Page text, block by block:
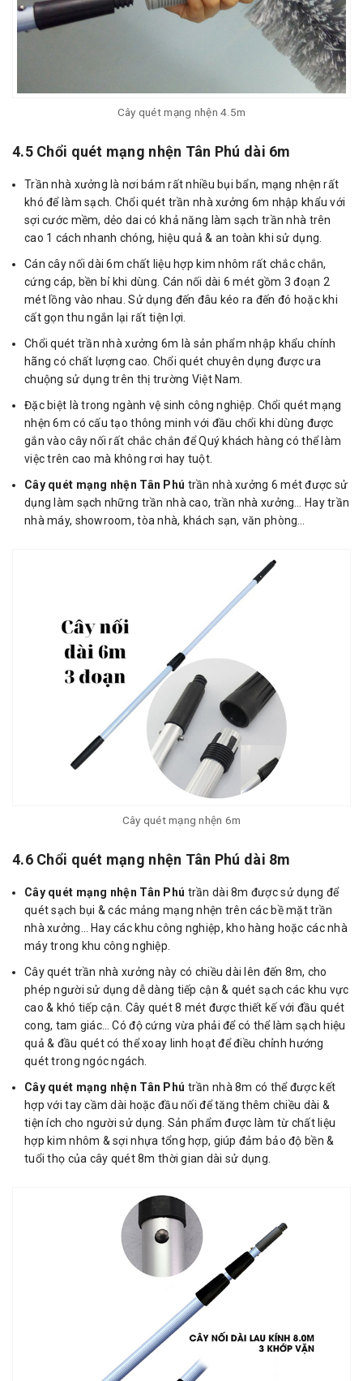
Cây quét mạng nhện 4.5m
4.5 Chổi quét mạng nhện Tân Phú dài 6m
Trần nhà xưởng là nơi bám rất nhiều bụi bẩn, mạng nhện rất
khó để làm sạch. Chổi quét trần nhà xưởng 6m nhập khẩu với
sợi cước mềm, dẻo dai có khả năng làm sạch trần nhà trên
cao 1 cách nhanh chóng, hiệu quả & an toàn khi sử dụng.
Cán cây nối dài 6m chất liệu hợp kim nhôm rất chắc chắn,
cứng cáp, bền bỉ khi dùng. Cán nối dài 6 mét gồm 3 đoạn 2
mét lồng vào nhau. Sử dụng đến đâu kéo ra đến đó hoặc khi
cất gọn thu ngắn lại rất tiện lợi.
Chổi quét trần nhà xưởng 6m là sản phẩm nhập khẩu chính
hãng có chất lượng cao. Chổi quét chuyên dụng được ưa
chuộng sử dụng trên thị trường Việt Nam.
Đặc biệt là trong ngành vệ sinh công nghiệp. Chổi quét mạng
nhện 6m có cấu tạo thông minh với đầu chổi khi dùng được
gắn vào cây nối rất chắc chắn để Quý khách hàng có thể làm
việc trên cao mà không rơi hay tuột.
Cây quét mạng nhện Tân Phú trần nhà xưởng 6 mét được sử
dụng làm sạch những trần nhà cao, trần nhà xưởng… Hay trần
nhà máy, showroom, tòa nhà, khách sạn, văn phòng…
Cây quét mạng nhện 6m
4.6 Chổi quét mạng nhện Tân Phú dài 8m
Cây quét mạng nhện Tân Phú trần dài 8m được sử dụng để
quét sạch bụi & các mảng mạng nhện trên các bề mặt trần
nhà xưởng… Hay các khu công nghiệp, kho hàng hoặc các nhà
máy trong khu công nghiệp.
Cây quét trần nhà xưởng này có chiều dài lên đến 8m, cho
phép người sử dụng dễ dàng tiếp cận & quét sạch các khu vực
cao & khó tiếp cận. Cây quét 8 mét được thiết kế với đầu quét
cong, tam giác… Có độ cứng vừa phải để có thể làm sạch hiệu
quả & đầu quét có thể xoay linh hoạt để điều chỉnh hướng
quét trong ngóc ngách.
Cây quét mạng nhện Tân Phú trần nhà 8m có thể được kết
hợp với tay cầm dài hoặc đầu nối để tăng thêm chiều dài &
tiện ích cho người sử dụng. Sản phẩm được làm từ chất liệu
hợp kim nhôm & sợi nhựa tổng hợp, giúp đảm bảo độ bền &
tuổi thọ của cây quét 8m thời gian dài sử dụng.